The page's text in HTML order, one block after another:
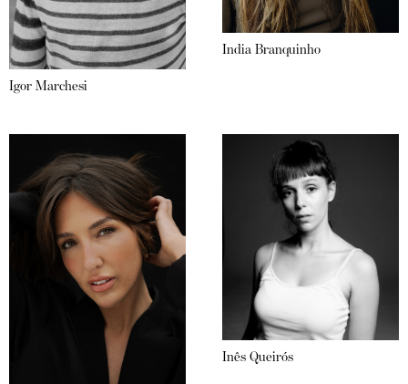
Igor Marchesi
India Branquinho
Inês Queirós